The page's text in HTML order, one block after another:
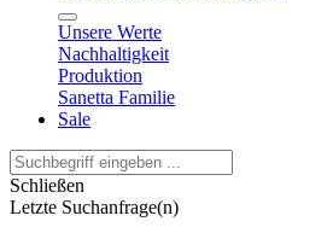
Unsere Werte
Nachhaltigkeit
Produktion
Sanetta Familie
Sale
Schließen
Letzte Suchanfrage(n)